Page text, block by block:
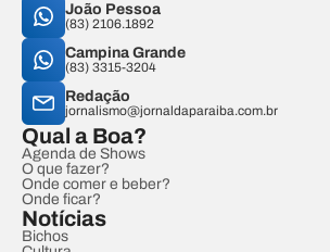
João Pessoa
(83) 2106.1892
Campina Grande
(83) 3315-3204
Redação
jornalismo@jornaldaparaiba.com.br
Qual a Boa?
Agenda de Shows
O que fazer?
Onde comer e beber?
Onde ficar?
Notícias
Bichos